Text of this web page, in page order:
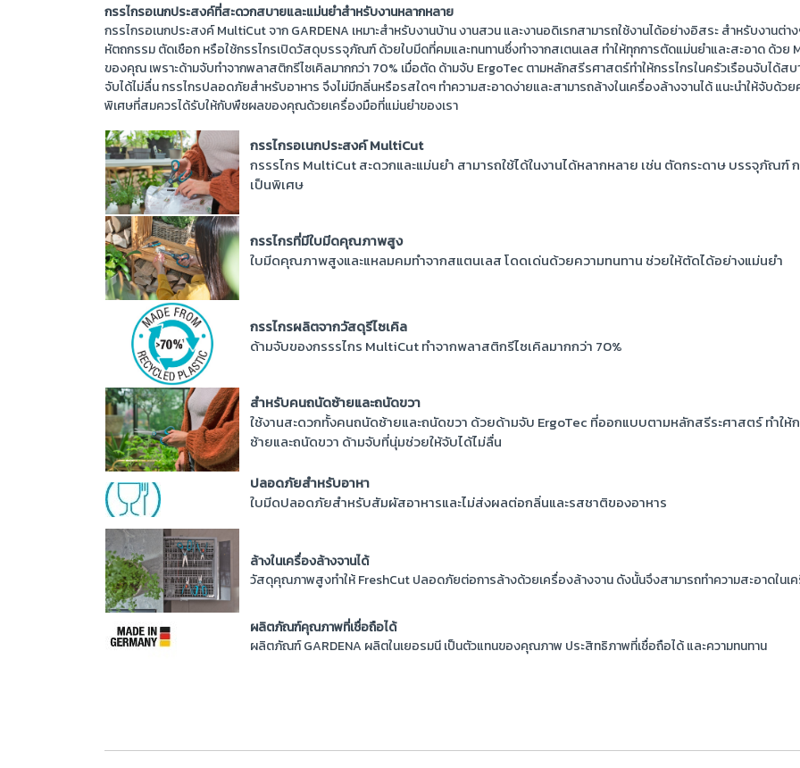
กรรไกรอเนกประสงค์ที่สะดวกสบายและแม่นยำสำหรับงานหลากหลาย
กรรไกรอเนกประสงค์ MultiCut จาก GARDENA เหมาะสำหรับงานบ้าน งานสวน และงานอดิเรกสามารถใช้งานได้อย่างอิสระ สำหรับงาน
หัตถกรรม ตัดเชือก หรือใช้กรรไกรเปิดวัสดุบรรจุภัณฑ์ ด้วยใบมีดที่คมและทนทานซึ่งทำจากสเตนเลส ทำให้ทุกการตัดแม่นยำและสะอาด ด้ว
ของคุณ เพราะด้ามจับทำจากพลาสติกรีไซเคิลมากกว่า 70% เมื่อตัด ด้ามจับ ErgoTec ตามหลักสรีรศาสตร์ทำให้กรรไกรในครัวเรือนจับได้
จับได้ไม่ลื่น กรรไกรปลอดภัยสำหรับอาหาร จึงไม่มีกลิ่นหรือรสใดๆ ทำความสะอาดง่ายและสามารถล้างในเครื่องล้างจานได้ แนะนำให้จับด้ว
พิเศษที่สมควรได้รับให้กับพืชผลของคุณด้วยเครื่องมือที่แม่นยำของเรา
กรรไกรอเนกประสงค์ MultiCut
กรรรไกร MultiCut สะดวกและแม่นยำ สามารถใช้ได้ในงานได้หลากหลาย เช่น ตัดกระดาษ บรรจุภัณฑ์
เป็นพิเศษ
กรรไกรที่มีใบมีดคุณภาพสูง
ใบมีดคุณภาพสูงและแหลมคมทำจากสแตนเลส โดดเด่นด้วยความทนทาน ช่วยให้ตัดได้อย่างแม่นยำ
กรรไกรผลิตจากวัสดุรีไซเคิล
ด้ามจับของกรรรไกร MultiCut ทำจากพลาสติกรีไซเคิลมากกว่า 70%
สำหรับคนถนัดซ้ายและถนัดขวา
ใช้งานสะดวกทั้งคนถนัดซ้ายและถนัดขวา ด้วยด้ามจับ ErgoTec ที่ออกแบบตามหลักสรีระศาสตร์ ทำให้
ซ้ายและถนัดขวา ด้ามจับที่นุ่มช่วยให้จับได้ไม่ลื่น
ปลอดภัยสำหรับอาหา
ใบมีดปลอดภัยสำหรับสัมผัสอาหารและไม่ส่งผลต่อกลิ่นและรสชาติของอาหาร
ล้างในเครื่องล้างจานได้
วัสดุคุณภาพสูงทำให้ FreshCut ปลอดภัยต่อการล้างด้วยเครื่องล้างจาน ดังนั้นจึงสามารถทำความสะอาดในเ
ผลิตภัณฑ์คุณภาพที่เชื่อถือได้
ผลิตภัณฑ์ GARDENA ผลิตในเยอรมนี เป็นตัวแทนของคุณภาพ ประสิทธิภาพที่เชื่อถือได้ และความทนทาน